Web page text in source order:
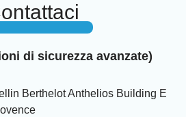
di sicurezza avanzate)
Berthelot Anthelios Building E